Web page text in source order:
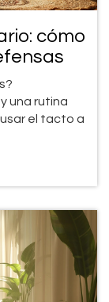
cómo
una rutina
el tacto a